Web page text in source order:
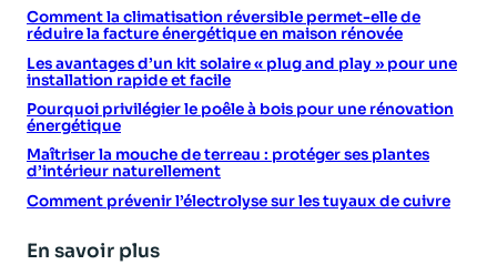
Comment la climatisation réversible permet-elle de
réduire la facture énergétique en maison rénovée
Les avantages d’un kit solaire « plug and play » pour une
installation rapide et facile
Pourquoi privilégier le poêle à bois pour une rénovation
énergétique
Maîtriser la mouche de terreau : protéger ses plantes
d’intérieur naturellement
Comment prévenir l’électrolyse sur les tuyaux de cuivre
En savoir plus